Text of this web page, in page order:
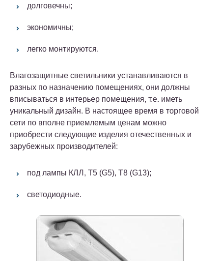
долговечны;
экономичны;
легко монтируются.
Влагозащитные светильники устанавливаются в
разных по назначению помещениях, они должны
вписываться в интерьер помещения, т.е. иметь
уникальный дизайн. В настоящее время в торговой
сети по вполне приемлемым ценам можно
приобрести следующие изделия отечественных и
зарубежных производителей:
под лампы КЛЛ, T5 (G5), T8 (G13);
светодиодные.